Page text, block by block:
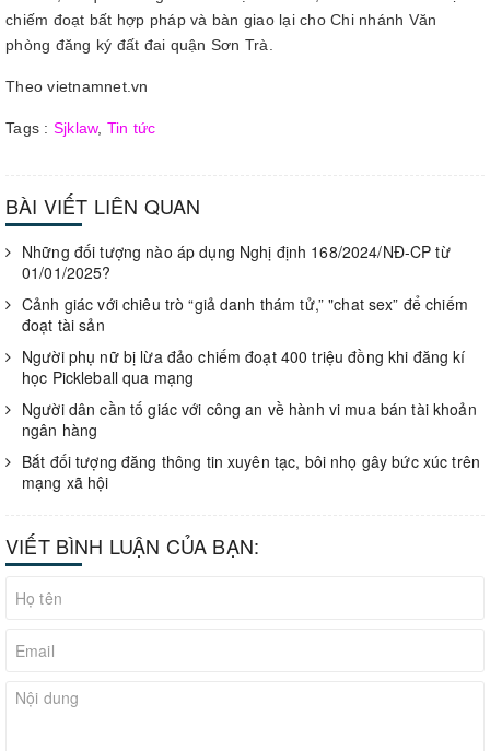
chiếm đoạt bất hợp pháp và bàn giao lại cho Chi nhánh Văn
phòng đăng ký đất đai quận Sơn Trà.
Theo vietnamnet.vn
Tags : Sjklaw, Tin tức
BÀI VIẾT LIÊN QUAN
Những đối tượng nào áp dụng Nghị định 168/2024/NĐ-CP từ
01/01/2025?
Cảnh giác với chiêu trò “giả danh thám tử,” "chat sex” để chiếm
đoạt tài sản
Người phụ nữ bị lừa đảo chiếm đoạt 400 triệu đồng khi đăng kí
học Pickleball qua mạng
Người dân cần tố giác với công an về hành vi mua bán tài khoản
ngân hàng
Bắt đối tượng đăng thông tin xuyên tạc, bôi nhọ gây bức xúc trên
mạng xã hội
VIẾT BÌNH LUẬN CỦA BẠN: